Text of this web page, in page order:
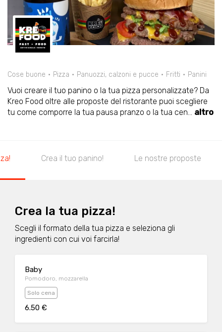
Cose buone Pizza Panuozzi, calzoni e pucce Fritti Panini
Vuoi creare il tuo panino o la tua pizza personalizzate? Da
Kreo Food oltre alle proposte del ristorante puoi scegliere
tu come comporre la tua pausa pranzo o la tua cen... altro
Crea il tuo panino! Le nostre proposte
Crea la tua pizza!
Scegli il formato della tua pizza e seleziona gli
ingredienti con cui voi farcirla!
Baby
Pomodoro, mozzarella
Solo cena
6.50 €